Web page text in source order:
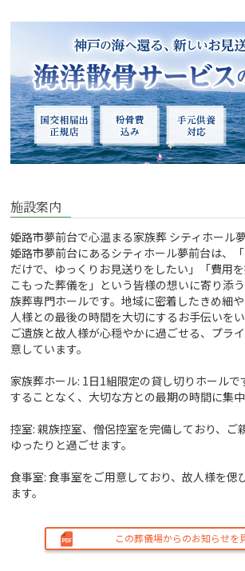
施設案内
姫路市夢前台で心温まる家族葬 シティホール
姫路市夢前台にあるシティホール夢前台は、
だけで、ゆっくりお見送りをしたい」「費用
こもった葬儀を」という皆様の想いに寄り添
族葬専門ホールです。地域に密着したきめ細
人様との最後の時間を大切にするお手伝いをい
ご遺族と故人様が心穏やかに過ごせる、プラ
意しています。
家族葬ホール: 1日1組限定の貸し切りホール
することなく、大切な方との最期の時間に集中
控室: 親族控室、僧侶控室を完備しており、ご
ゆったりと過ごせます。
食事室: 食事室をご用意しており、故人様を偲
ます。
この葬儀場からのお知らせを